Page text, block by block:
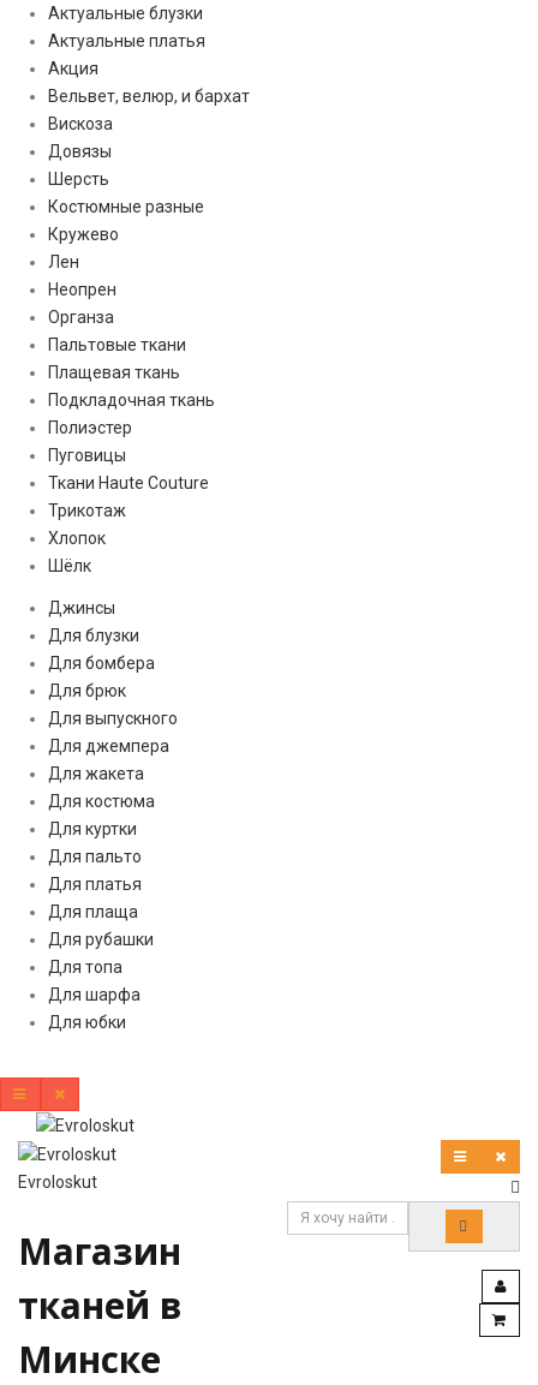
Актуальные блузки
Актуальные платья
Акция
Вельвет, велюр, и бархат
Вискоза
Довязы
Шерсть
Костюмные разные
Кружево
Лен
Неопрен
Органза
Пальтовые ткани
Плащевая ткань
Подкладочная ткань
Полиэстер
Пуговицы
Ткани Haute Couture
Трикотаж
Хлопок
Шёлк
Джинсы
Для блузки
Для бомбера
Для брюк
Для выпускного
Для джемпера
Для жакета
Для костюма
Для куртки
Для пальто
Для платья
Для плаща
Для рубашки
Для топа
Для шарфа
Для юбки
Evroloskut
Магазин
тканей в
Минске